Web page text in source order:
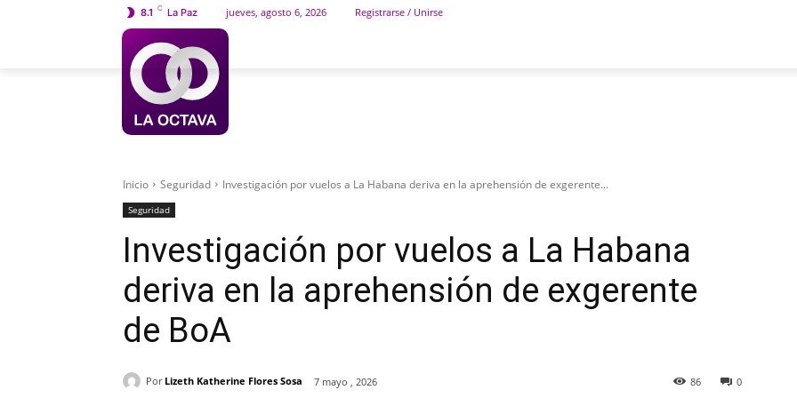
8.1 C La Paz jueves, agosto 6, 2026 Registrarse / Unirse
Inicio Seguridad Investigación por vuelos a La Habana deriva en la aprehensión de exgerente...
Seguridad
Investigación por vuelos a La Habana
deriva en la aprehensión de exgerente
de BoA
Por Lizeth Katherine Flores Sosa 7 mayo , 2026 0
86